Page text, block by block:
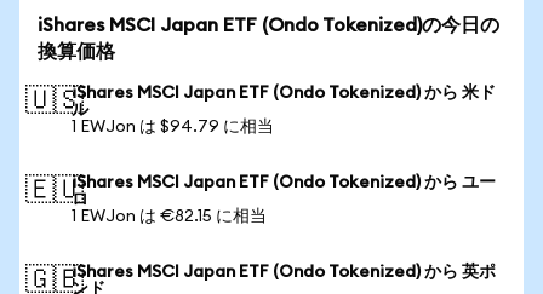
iShares MSCI Japan ETF (Ondo Tokenized)の今日の
換算価格
🇺🇸iShares MSCI Japan ETF (Ondo Tokenized) から 米ド
ル
1 EWJon は $94.79 に相当
🇪🇺iShares MSCI Japan ETF (Ondo Tokenized) から ユー
ロ
1 EWJon は €82.15 に相当
🇬🇧iShares MSCI Japan ETF (Ondo Tokenized) から 英ポ
ンド